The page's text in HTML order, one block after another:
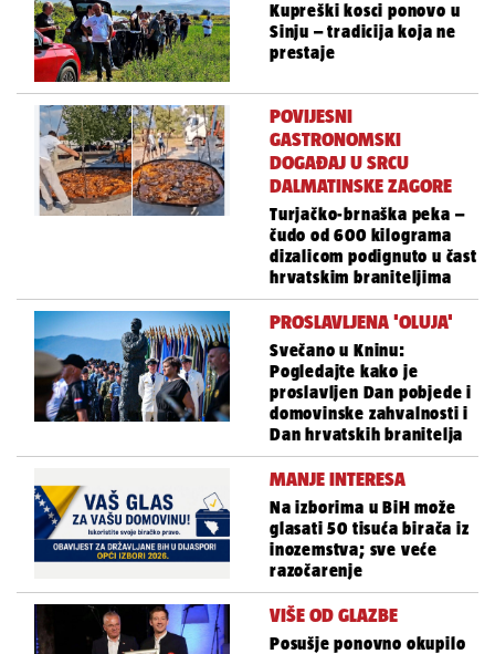
Kupreški kosci ponovo u
Sinju – tradicija koja ne
prestaje
POVIJESNI
GASTRONOMSKI
DOGAĐAJ U SRCU
DALMATINSKE ZAGORE
Turjačko-brnaška peka –
čudo od 600 kilograma
dizalicom podignuto u čast
hrvatskim braniteljima
PROSLAVLJENA 'OLUJA'
Svečano u Kninu:
Pogledajte kako je
proslavljen Dan pobjede i
domovinske zahvalnosti i
Dan hrvatskih branitelja
MANJE INTERESA
Na izborima u BiH može
glasati 50 tisuća birača iz
inozemstva; sve veće
razočarenje
VIŠE OD GLAZBE
Posušje ponovno okupilo